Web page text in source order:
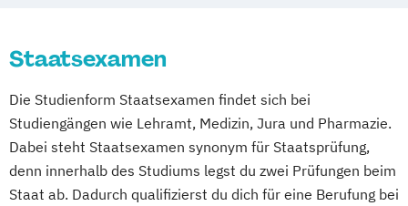
Staatsexamen
Die Studienform Staatsexamen findet sich bei
Studiengängen wie Lehramt, Medizin, Jura und Pharmazie.
Dabei steht Staatsexamen synonym für Staatsprüfung,
denn innerhalb des Studiums legst du zwei Prüfungen beim
Staat ab. Dadurch qualifizierst du dich für eine Berufung bei